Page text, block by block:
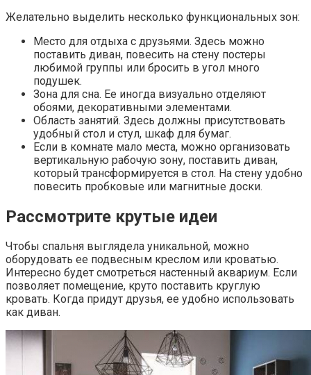
Желательно выделить несколько функциональных зон:
Место для отдыха с друзьями. Здесь можно
поставить диван, повесить на стену постеры
любимой группы или бросить в угол много
подушек.
Зона для сна. Ее иногда визуально отделяют
обоями, декоративными элементами.
Область занятий. Здесь должны присутствовать
удобный стол и стул, шкаф для бумаг.
Если в комнате мало места, можно организовать
вертикальную рабочую зону, поставить диван,
который трансформируется в стол. На стену удобно
повесить пробковые или магнитные доски.
Рассмотрите крутые идеи
Чтобы спальня выглядела уникальной, можно
оборудовать ее подвесным креслом или кроватью.
Интересно будет смотреться настенный аквариум. Если
позволяет помещение, круто поставить круглую
кровать. Когда придут друзья, ее удобно использовать
как диван.